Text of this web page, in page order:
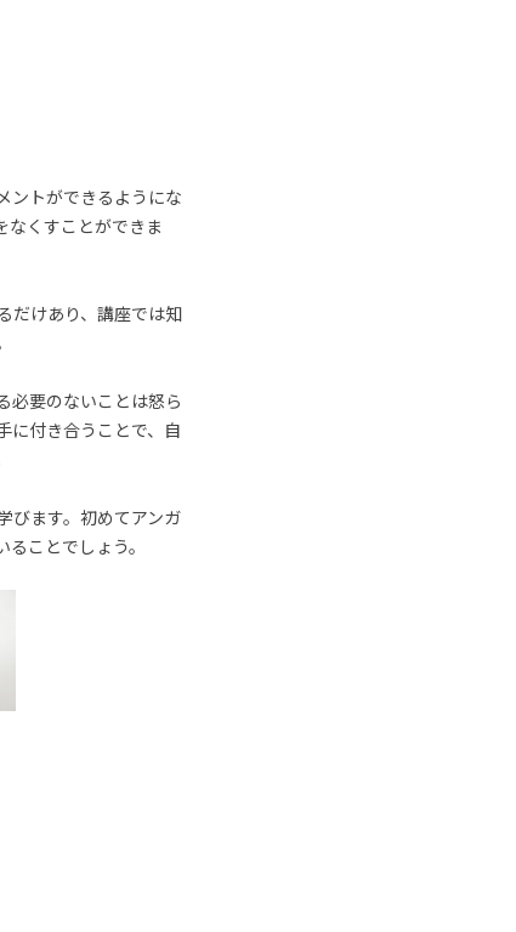
ントができるようにな
なくすことができま
だけあり、講座では知
必要のないことは怒ら
に付き合うことで、自
びます。初めてアンガ
ことでしょう。